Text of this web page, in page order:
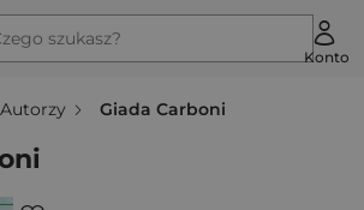
szukasz?
Konto
Autorzy Giada Carboni